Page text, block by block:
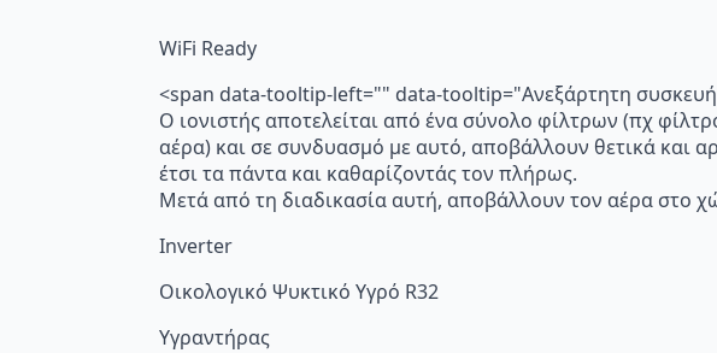
WiFi Ready
<span data-tooltip-left="" data-tooltip="Ανεξάρτητη
Ο ιονιστής αποτελείται από ένα σύνολο φίλτρων (πχ
αέρα) και σε συνδυασμό με αυτό, αποβάλλουν θετικά και
έτσι τα πάντα και καθαρίζοντάς τον πλήρως.
Μετά από τη διαδικασία αυτή, αποβάλλουν τον αέρα στο
Inverter
Οικολογικό Ψυκτικό Υγρό R32
Υγραντήρας